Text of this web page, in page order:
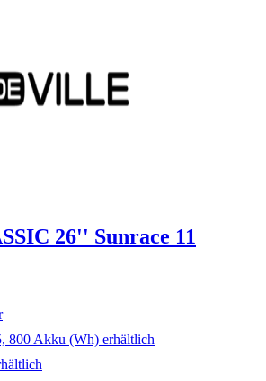
26'' Sunrace 11
800 Akku (Wh) erhältlich